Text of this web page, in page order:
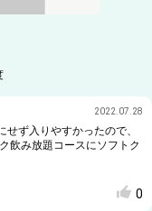
2022.07.28
ず入りやすかったので、
飲み放題コースにソフトク
0